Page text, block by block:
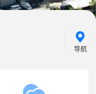
导航